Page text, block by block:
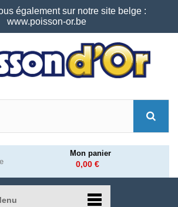
également sur notre site belge :
www.poisson-or.be
Mon panier
0,00 €